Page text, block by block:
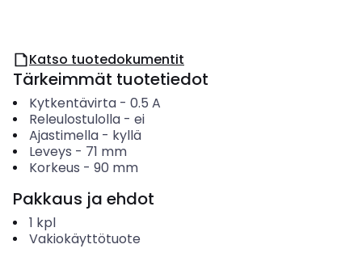
Katso tuotedokumentit
Tärkeimmät tuotetiedot
Kytkentävirta- 0.5 A
Releulostulolla- ei
Ajastimella- kyllä
Leveys - 71 mm
Korkeus - 90 mm
Pakkaus ja ehdot
1 kpl
Vakiokäyttötuote